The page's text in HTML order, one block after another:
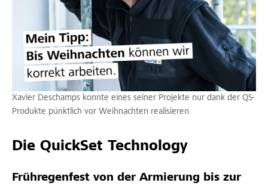
Die QuickSet Technology
Frühregenfest von der Armierung bis zur
Xavier Deschamps konnte eines seiner Projekte nur dank der QS-
Produkte pünktlich vor Weihnachten realisieren.